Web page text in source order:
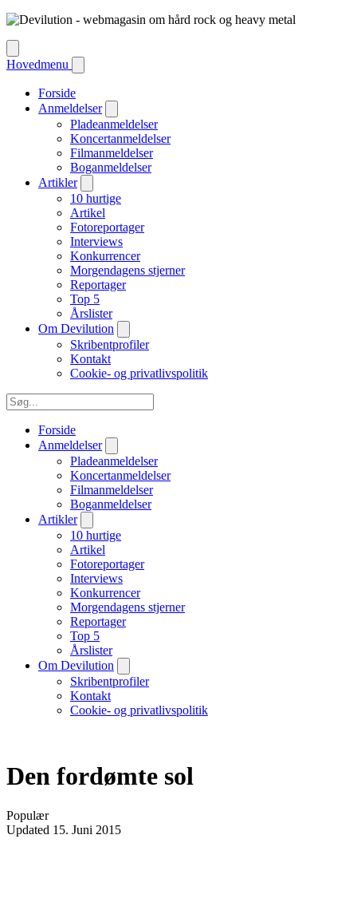
Hovedmenu
Forside
Anmeldelser
Pladeanmeldelser
Koncertanmeldelser
Filmanmeldelser
Boganmeldelser
Artikler
10 hurtige
Artikel
Fotoreportager
Interviews
Konkurrencer
Morgendagens stjerner
Reportager
Top 5
Årslister
Om Devilution
Skribentprofiler
Kontakt
Cookie- og privatlivspolitik
Forside
Anmeldelser
Pladeanmeldelser
Koncertanmeldelser
Filmanmeldelser
Boganmeldelser
Artikler
10 hurtige
Artikel
Fotoreportager
Interviews
Konkurrencer
Morgendagens stjerner
Reportager
Top 5
Årslister
Om Devilution
Skribentprofiler
Kontakt
Cookie- og privatlivspolitik
Den fordømte sol
Populær
Updated 15. Juni 2015